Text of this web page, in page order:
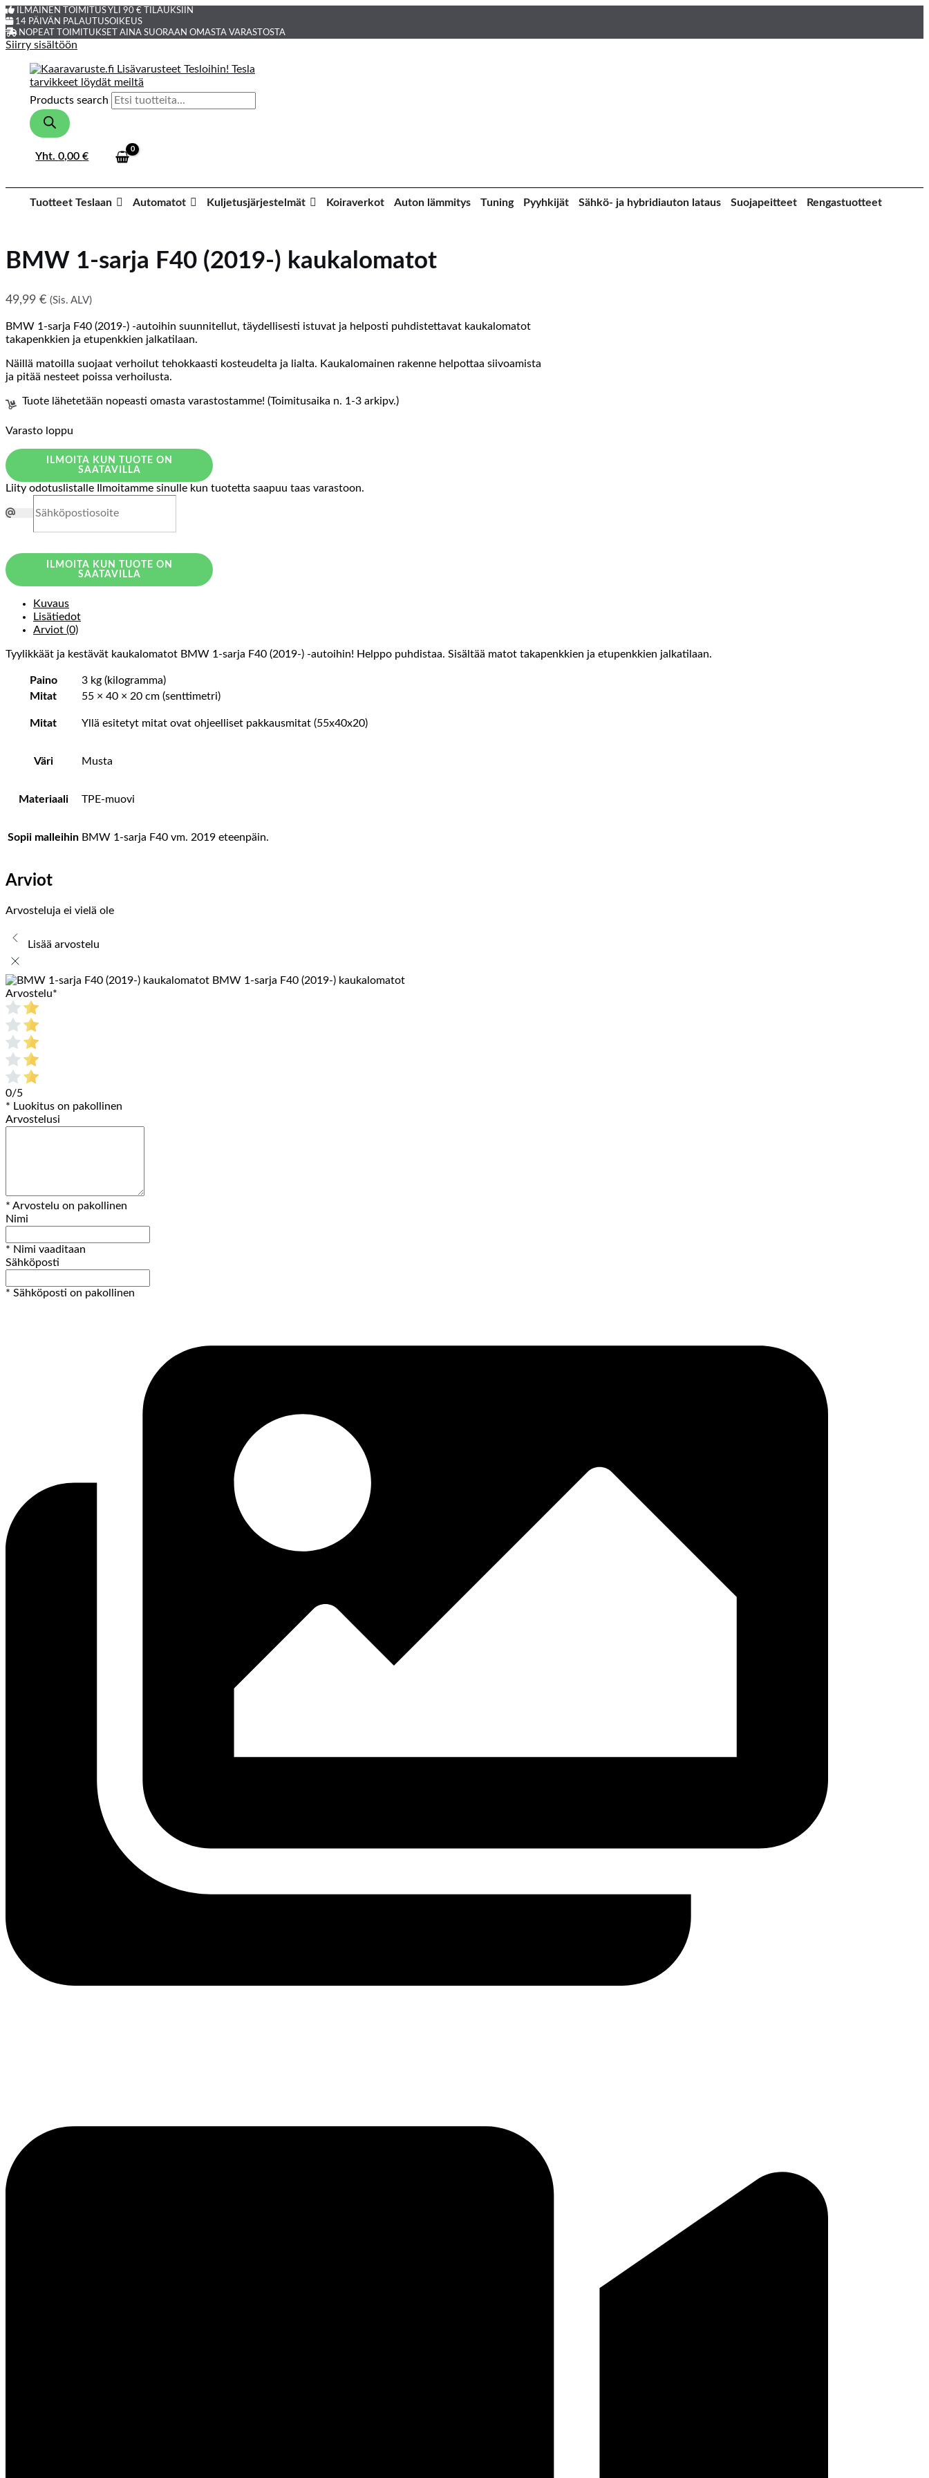
ILMAINEN TOIMITUS YLI 90 € TILAUKSIIN
14 PÄIVÄN PALAUTUSOIKEUS
NOPEAT TOIMITUKSET AINA SUORAAN OMASTA VARASTOSTA
Siirry sisältöön
Products search
Yht.0,00€
Tuotteet Teslaan Automatot Kuljetusjärjestelmät Koiraverkot Auton lämmitys Tuning Pyyhkijät Sähkö- ja hybridiauton lataus Suojapeitteet Rengastuotteet
BMW 1-sarja F40 (2019-) kaukalomatot
49,99 € (Sis. ALV)
BMW 1-sarja F40 (2019-) -autoihin suunnitellut, täydellisesti istuvat ja helposti puhdistettavat kaukalomatot
takapenkkien ja etupenkkien jalkatilaan.
Näillä matoilla suojaat verhoilut tehokkaasti kosteudelta ja lialta. Kaukalomainen rakenne helpottaa siivoamista
ja pitää nesteet poissa verhoilusta.
Tuote lähetetään nopeasti omasta varastostamme! (Toimitusaika n. 1-3 arkipv.)
Varasto loppu
ILMOITA KUN TUOTE ON
SAATAVILLA
Liity odotuslistalle Ilmoitamme sinulle kun tuotetta saapuu taas varastoon.
ILMOITA KUN TUOTE ON
SAATAVILLA
Kuvaus
Lisätiedot
Arviot (0)
Tyylikkäät ja kestävät kaukalomatot BMW 1-sarja F40 (2019-) -autoihin! Helppo puhdistaa. Sisältää matot takapenkkien ja etupenkkien jalkatilaan.
Paino
3 kg (kilogramma)
Mitat
55 × 40 × 20 cm (senttimetri)
Mitat Yllä esitetyt mitat ovat ohjeelliset pakkausmitat (55x40x20)
Väri Musta
Materiaali TPE-muovi
Sopii malleihin BMW 1-sarja F40 vm. 2019 eteenpäin.
Arviot
Arvosteluja ei vielä ole
Lisää arvostelu
BMW 1-sarja F40 (2019-) kaukalomatot
Arvostelu*
0/5
* Luokitus on pakollinen
Arvostelusi
* Arvostelu on pakollinen
Nimi
* Nimi vaaditaan
Sähköposti
* Sähköposti on pakollinen